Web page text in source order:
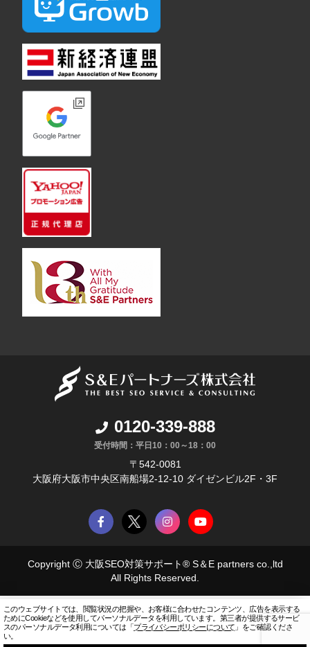
0120-339-888
受付時間：平日10：00～18：00
〒542-0081
大阪府大阪市中央区南船場2-12-10 ダイゼンビル2F・3F
Copyright Ⓒ 大阪SEO対策サポート® S＆E partners co. ,ltd
All Rights Reserved.
このウェブサイトでは、閲覧状況の把握や、お客様に合わせたコンテンツ、広告を表示する
ためにCookieなどを使用してパーソナルデータを利用しています。 第三者が提供するサービ
スのパーソナルデータ利用については「プライバシーポリシーについて 」をご確認くださ
い。